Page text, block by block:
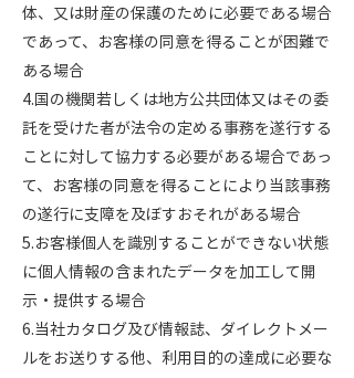
体、又は財産の保護のために必要である場合
であって、お客様の同意を得ることが困難で
ある場合
4.国の機関若しくは地方公共団体又はその委
託を受けた者が法令の定める事務を遂行する
ことに対して協力する必要がある場合であっ
て、お客様の同意を得ることにより当該事務
の遂行に支障を及ぼすおそれがある場合
5.お客様個人を識別することができない状態
に個人情報の含まれたデータを加工して開
示・提供する場合
6.当社カタログ及び情報誌、ダイレクトメー
ルをお送りする他、利用目的の達成に必要な